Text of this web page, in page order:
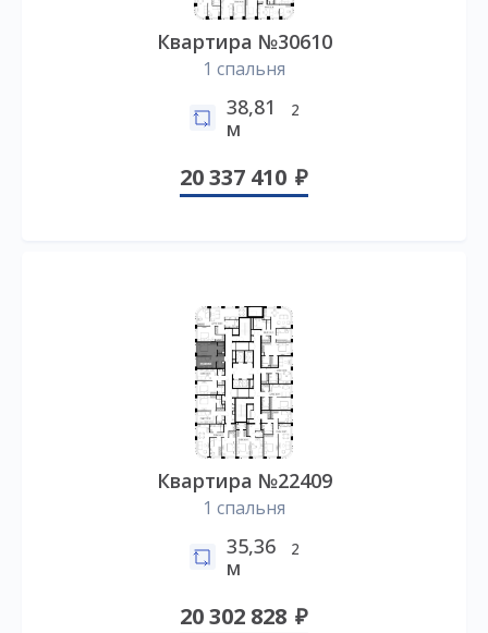
Квартира №30610
1 спальня
38,81
м
2
20 337 410
Квартира №22409
1 спальня
35,36
м
2
20 302 828